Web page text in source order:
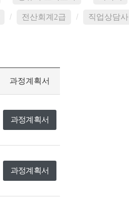
/ 전산회계2급 / 직업상담사
과정계획서
과정계획서
과정계획서